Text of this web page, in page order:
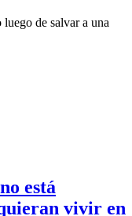
de salvar a una
está
vivir en